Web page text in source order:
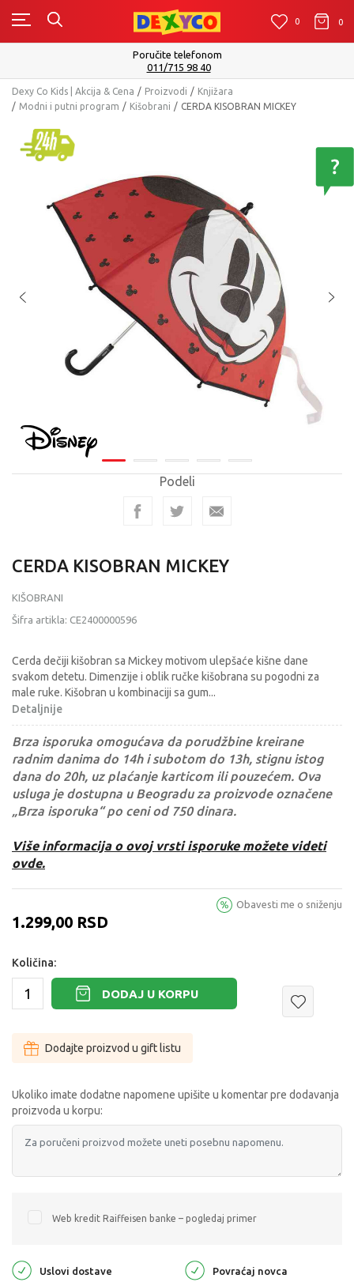
0 0 0
Poručite telefonom
011/715 98 40
Dexy Co Kids | Akcija & Cena Proizvodi
Knjižara
Modni i putni program
Kišobrani CERDA KISOBRAN MICKEY
Podeli
CERDA KISOBRAN MICKEY
KIŠOBRANI
Šifra artikla: CE2400000596
Cerda dečiji kišobran sa Mickey motivom ulepšaće kišne dane
svakom detetu. Dimenzije i oblik ručke kišobrana su pogodni za
male ruke. Kišobran u kombinaciji sa gum...
Detaljnije
Brza isporuka omogućava da porudžbine kreirane
radnim danima do 14h i subotom do 13h, stignu istog
dana do 20h, uz plaćanje karticom ili pouzećem. Ova
usluga je dostupna u Beogradu za proizvode označene
„Brza isporuka“ po ceni od 750 dinara.
Više informacija o ovoj vrsti isporuke možete videti
ovde.
1.299,00 RSD
Obavesti me o sniženju
Količina:
DODAJ U KORPU
Dodajte proizvod u gift listu
Ukoliko imate dodatne napomene upišite u komentar pre dodavanja
proizvoda u korpu:
Web kredit Raiffeisen banke – pogledaj primer
Uslovi dostave Povraćaj novca